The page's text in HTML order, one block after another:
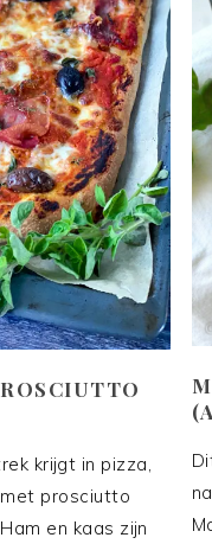
krijgt in pizza,
prosciutto
en kaas zijn